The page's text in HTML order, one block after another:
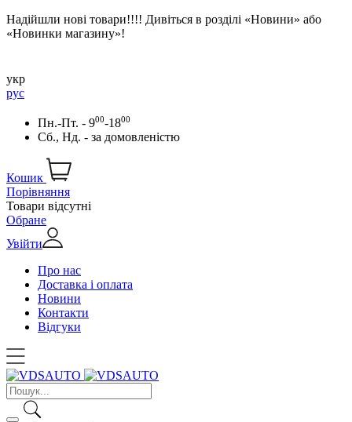
Надійшли нові товари!!!! Дивіться в розділі «Новини» або
«Новинки магазину»!
укр
рус
Пн.-Пт. - 900-1800
Сб., Нд. - за домовленістю
Кошик
Порівняння
Товари відсутні
Обране
Увійти
Про нас
Доставка і оплата
Новини
Контакти
Відгуки